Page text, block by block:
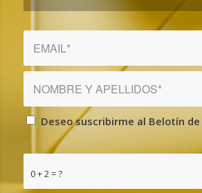
Deseo suscribirme al Belotín de
*
0 + 2 = ?